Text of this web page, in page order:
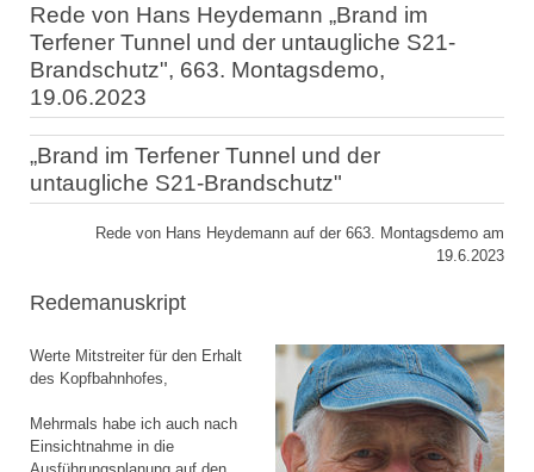
Rede von Hans Heydemann „Brand im
Terfener Tunnel und der untaugliche S21-
Brandschutz", 663. Montagsdemo,
19.06.2023
„Brand im Terfener Tunnel und der
untaugliche S21-Brandschutz"
Rede von Hans Heydemann auf der 663. Montagsdemo am
19.6.2023
Redemanuskript
Werte Mitstreiter für den Erhalt
des Kopfbahnhofes,
Mehrmals habe ich auch nach
Einsichtnahme in die